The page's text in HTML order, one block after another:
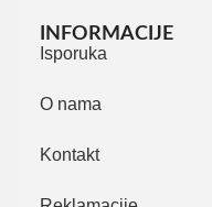
INFORMACIJE
Isporuka
O nama
Kontakt